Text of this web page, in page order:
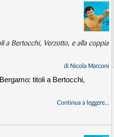
a Bertocchi, Verzotto, e alla coppia
di Nicola Marconi
titoli a Bertocchi,
Continua a leggere...